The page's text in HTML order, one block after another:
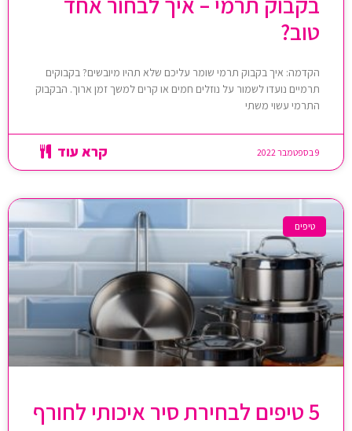
טוב?
הקדמה: איך בקבוק תרמי שומר עליכם שלא תהיו מיובשים? בקבוקים
תרמיים נועדו לשמור על נוזלים חמים או קרים למשך זמן ארוך. הבקבוק
התרמי עשוי משתי
קרא עוד 9 בספטמבר 2022
טיפים
5 טיפים לבחירת סיר איכותי לחורף